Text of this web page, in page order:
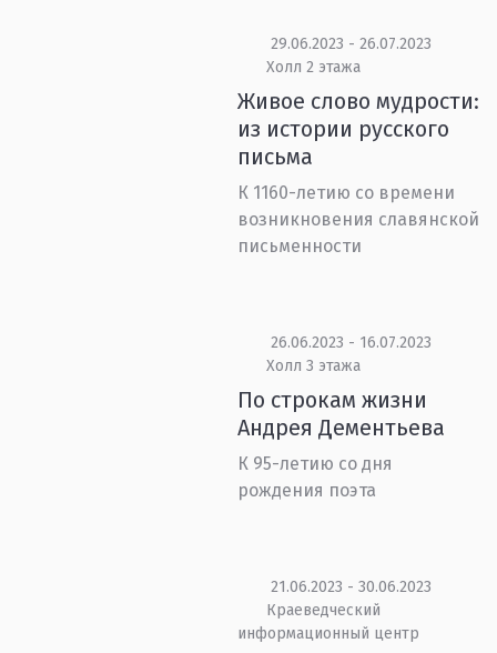
29.06.2023 - 26.07.2023
Холл 2 этажа
Живое слово мудрости:
из истории русского
письма
К 1160-летию со времени
возникновения славянской
письменности
26.06.2023 - 16.07.2023
Холл 3 этажа
По строкам жизни
Андрея Дементьева
К 95-летию со дня
рождения поэта
21.06.2023 - 30.06.2023
Краеведческий
информационный центр